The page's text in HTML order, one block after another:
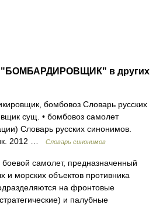
"БОМБАРДИРОВЩИК" в других
бомбовоз Словарь русских
сущ. • бомбовоз самолет
Словарь русских синонимов.
2012 …
Словарь синонимов
самолет, предназначенный
и морских объектов противника
на фронтовые
и палубные